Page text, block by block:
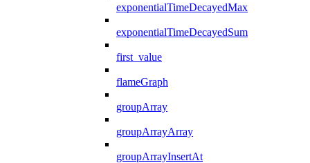
exponentialTimeDecayedMax
exponentialTimeDecayedSum
first_value
flameGraph
groupArray
groupArrayArray
groupArrayInsertAt